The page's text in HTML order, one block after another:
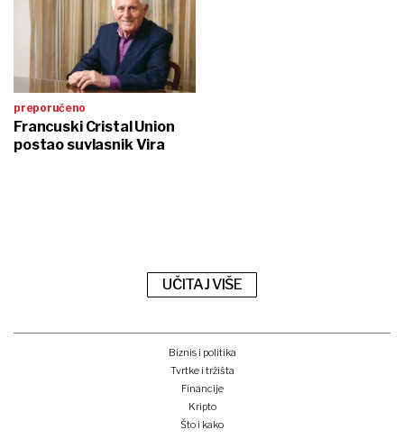
preporučeno
Francuski Cristal Union
postao suvlasnik Vira
UČITAJ VIŠE
Biznis i politika
Tvrtke i tržišta
Financije
Kripto
Što i kako